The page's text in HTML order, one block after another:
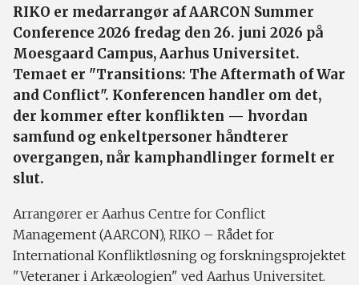
RIKO er medarrangør af AARCON Summer
Conference 2026 fredag den 26. juni 2026 på
Moesgaard Campus, Aarhus Universitet.
Temaet er "Transitions: The Aftermath of War
and Conflict". Konferencen handler om det,
der kommer efter konflikten — hvordan
samfund og enkeltpersoner håndterer
overgangen, når kamphandlinger formelt er
slut.
Arrangører er Aarhus Centre for Conflict
Management (AARCON), RIKO – Rådet for
International Konfliktløsning og forskningsprojektet
"Veteraner i Arkæologien" ved Aarhus Universitet.